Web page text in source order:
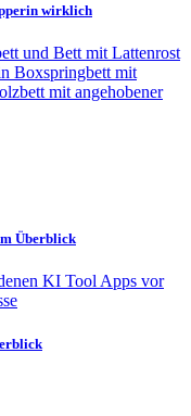
wirklich
Überblick